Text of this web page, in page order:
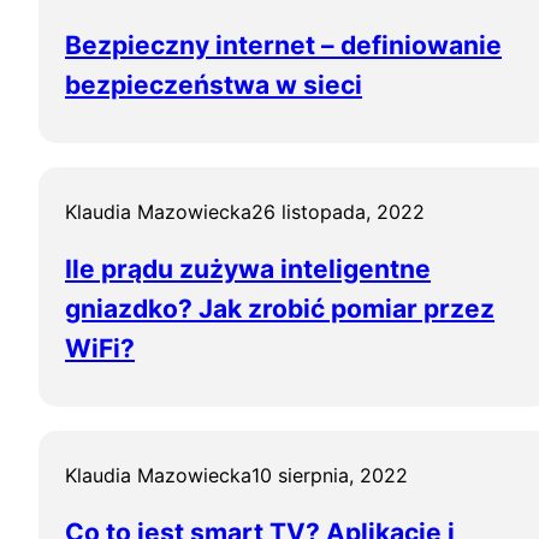
Bezpieczny internet – definiowanie
bezpieczeństwa w sieci
Klaudia Mazowiecka26 listopada, 2022
Ile prądu zużywa inteligentne
gniazdko? Jak zrobić pomiar przez
WiFi?
Klaudia Mazowiecka10 sierpnia, 2022
Co to jest smart TV? Aplikacje i